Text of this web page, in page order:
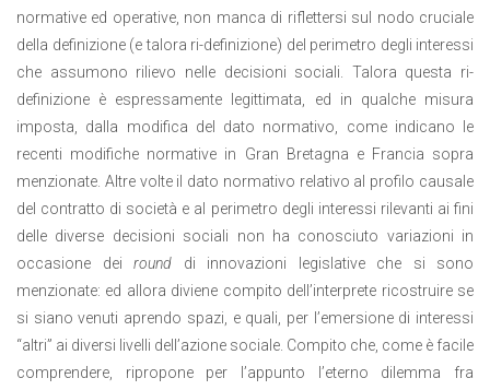
normative ed operative, non manca di riflettersi sul nodo cruciale
della definizione (e talora ri-definizione) del perimetro degli interessi
che assumono rilievo nelle decisioni sociali. Talora questa ri-
definizione è espressamente legittimata, ed in qualche misura
imposta, dalla modifica del dato normativo, come indicano le
recenti modifiche normative in Gran Bretagna e Francia sopra
menzionate. Altre volte il dato normativo relativo al profilo causale
del contratto di società e al perimetro degli interessi rilevanti ai fini
delle diverse decisioni sociali non ha conosciuto variazioni in
occasione dei round di innovazioni legislative che si sono
menzionate: ed allora diviene compito dell’interprete ricostruire se
si siano venuti aprendo spazi, e quali, per l’emersione di interessi
“altri” ai diversi livelli dell’azione sociale. Compito che, come è facile
comprendere, ripropone per l’appunto l’eterno dilemma fra